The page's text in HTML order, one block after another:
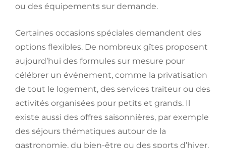
ou des équipements sur demande.
Certaines occasions spéciales demandent des
options flexibles. De nombreux gîtes proposent
aujourd’hui des formules sur mesure pour
célébrer un événement, comme la privatisation
de tout le logement, des services traiteur ou des
activités organisées pour petits et grands. Il
existe aussi des offres saisonnières, par exemple
des séjours thématiques autour de la
gastronomie, du bien-être ou des sports d’hiver,